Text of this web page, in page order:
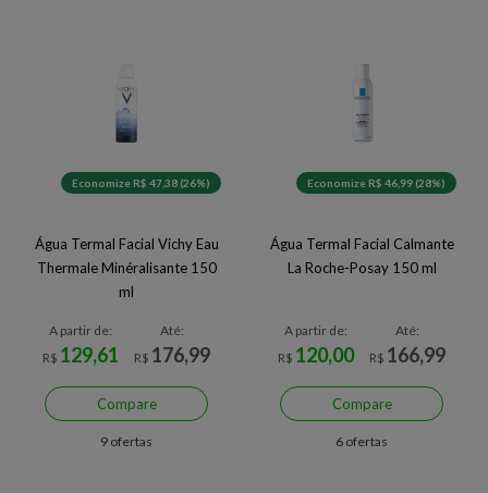
Economize R$ 47,38 (26%)
Água Termal Facial Vichy Eau
Thermale Minéralisante 150
ml
A partir de:
R$ 129,61
Até:
R$ 176,99
Compare
9 ofertas
Economize R$ 46,99 (28%)
Água Termal Facial Calmante
La Roche-Posay 150 ml
A partir de:
R$ 120,00
Até:
R$ 166,99
Compare
6 ofertas